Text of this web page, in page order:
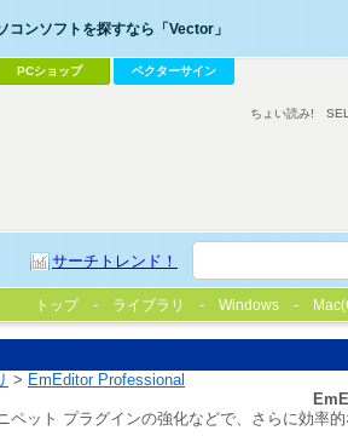
コンソフトを探すなら「Vector」
PCショップ ベクターサイン
サーチトレンド！
ちょい読み!
トップ ライブラリ Windows
> EmEditor Professional
ペット プラグインの強化などで、さらに効率